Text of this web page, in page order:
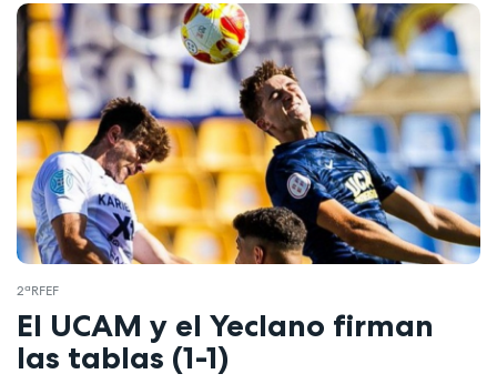
2ªRFEF
El UCAM y el Yeclano firman
las tablas (1-1)